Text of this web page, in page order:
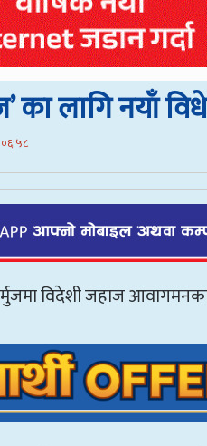
का लागि नयाँ
विदेशी जहाज